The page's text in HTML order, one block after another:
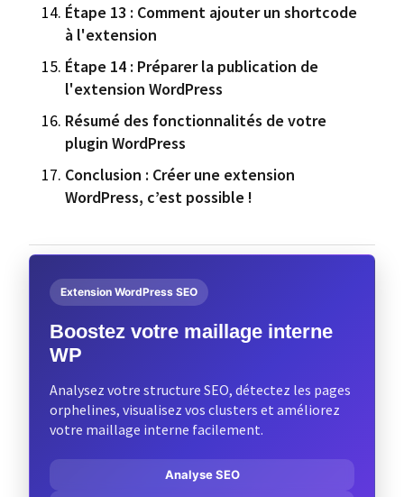
Étape 13 : Comment ajouter un shortcode
à l'extension
Étape 14 : Préparer la publication de
l'extension WordPress
Résumé des fonctionnalités de votre
plugin WordPress
Conclusion : Créer une extension
WordPress, c’est possible !
Extension WordPress SEO
Boostez votre maillage interne
WP
Analysez votre structure SEO, détectez les pages
orphelines, visualisez vos clusters et améliorez
votre maillage interne facilement.
Analyse SEO